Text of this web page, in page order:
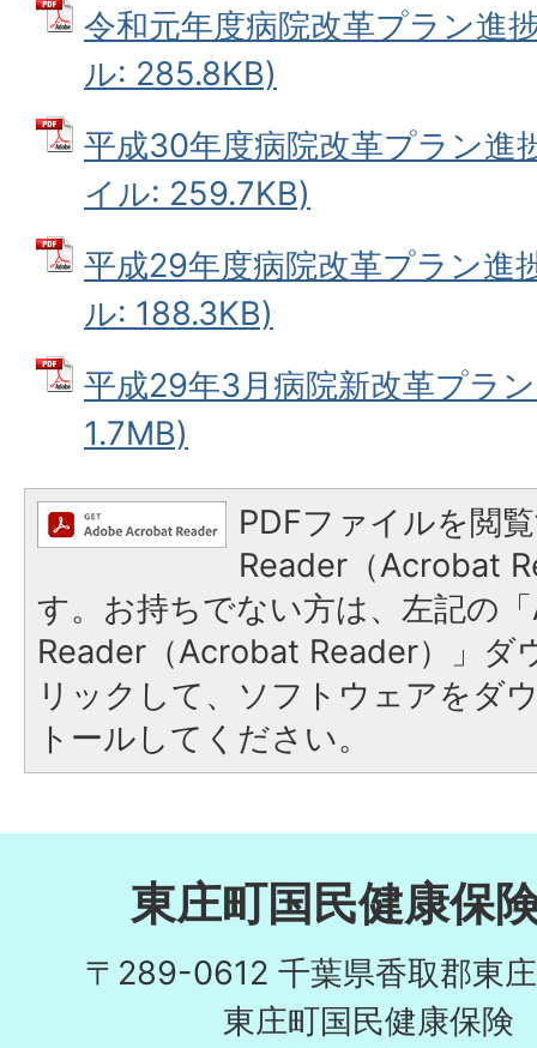
令和元年度病院改革プラン進
ル: 285.8KB)
平成30年度病院改革プラン進
イル: 259.7KB)
平成29年度病院改革プラン進
ル: 188.3KB)
平成29年3月病院新改革プラ
1.7MB)
PDFファイルを閲
Reader（Acrobat
す。お持ちでない方は、左記の
Reader（Acrobat Reader）」ダ
リックして、ソフトウェアをダ
トールしてください。
東庄町国民健康保
〒289-0612 千葉県香取郡東
東庄町国民健康保